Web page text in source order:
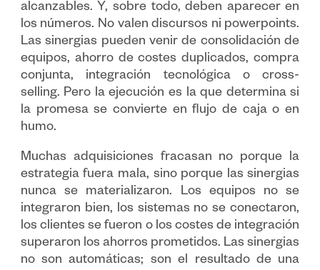
alcanzables. Y, sobre todo, deben aparecer en
los números. No valen discursos ni powerpoints.
Las sinergias pueden venir de consolidación de
equipos, ahorro de costes duplicados, compra
conjunta, integración tecnológica o cross-
selling. Pero la ejecución es la que determina si
la promesa se convierte en flujo de caja o en
humo.
Muchas adquisiciones fracasan no porque la
estrategia fuera mala, sino porque las sinergias
nunca se materializaron. Los equipos no se
integraron bien, los sistemas no se conectaron,
los clientes se fueron o los costes de integración
superaron los ahorros prometidos. Las sinergias
no son automáticas; son el resultado de una